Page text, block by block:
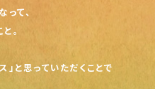
て、
。
」と思っていただくことで